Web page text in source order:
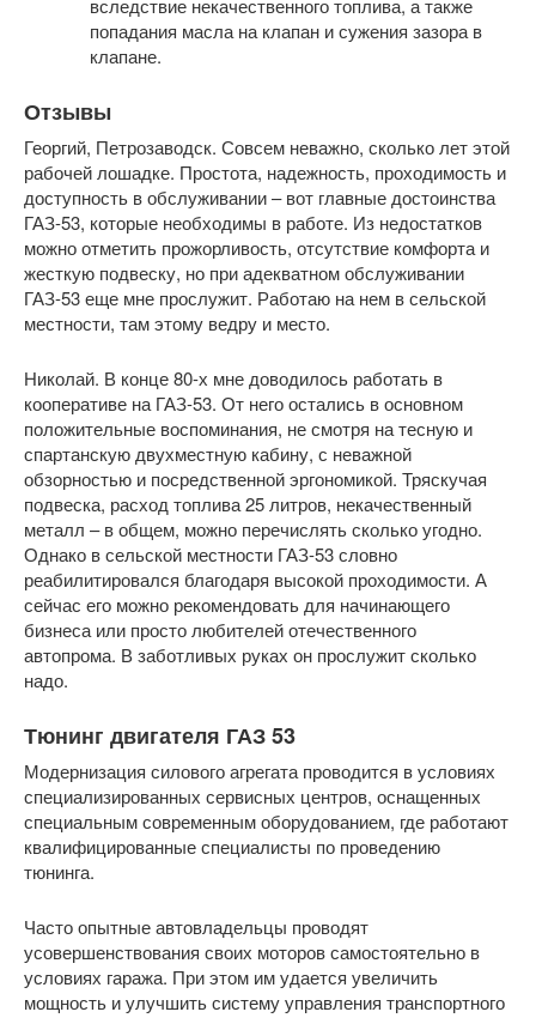
вследствие некачественного топлива, а также
попадания масла на клапан и сужения зазора в
клапане.
Отзывы
Георгий, Петрозаводск. Совсем неважно, сколько лет этой
рабочей лошадке. Простота, надежность, проходимость и
доступность в обслуживании – вот главные достоинства
ГАЗ-53, которые необходимы в работе. Из недостатков
можно отметить прожорливость, отсутствие комфорта и
жесткую подвеску, но при адекватном обслуживании
ГАЗ-53 еще мне прослужит. Работаю на нем в сельской
местности, там этому ведру и место.
Николай. В конце 80-х мне доводилось работать в
кооперативе на ГАЗ-53. От него остались в основном
положительные воспоминания, не смотря на тесную и
спартанскую двухместную кабину, с неважной
обзорностью и посредственной эргономикой. Тряскучая
подвеска, расход топлива 25 литров, некачественный
металл – в общем, можно перечислять сколько угодно.
Однако в сельской местности ГАЗ-53 словно
реабилитировался благодаря высокой проходимости. А
сейчас его можно рекомендовать для начинающего
бизнеса или просто любителей отечественного
автопрома. В заботливых руках он прослужит сколько
надо.
Тюнинг двигателя ГАЗ 53
Модернизация силового агрегата проводится в условиях
специализированных сервисных центров, оснащенных
специальным современным оборудованием, где работают
квалифицированные специалисты по проведению
тюнинга.
Часто опытные автовладельцы проводят
усовершенствования своих моторов самостоятельно в
условиях гаража. При этом им удается увеличить
мощность и улучшить систему управления транспортного